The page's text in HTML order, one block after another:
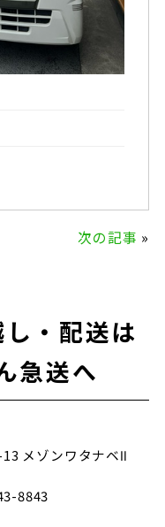
次の記事 »
・配送は
急送へ
メゾンワタナベⅡ
8843